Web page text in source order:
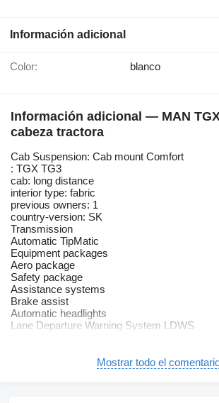
Información adicional
Color: blanco
Información adicional — MAN
cabeza tractora
Cab Suspension: Cab mount Comfort
: TGX TG3
cab: long distance
interior type: fabric
previous owners: 1
country-version: SK
Transmission
Automatic TipMatic
Equipment packages
Aero package
Safety package
Assistance systems
Brake assist
Automatic headlights
Lane Departure Warning System LDWS
Mostrar todo el